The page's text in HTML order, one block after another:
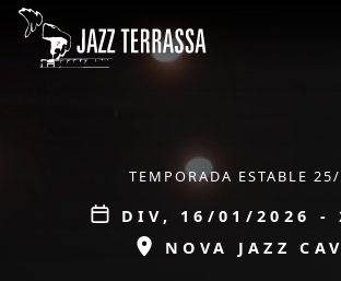
Vés al contingut
TEMPORADA ESTABLE
Data
DIV, 16/01/2026 -
ESPAI
NOVA JAZZ